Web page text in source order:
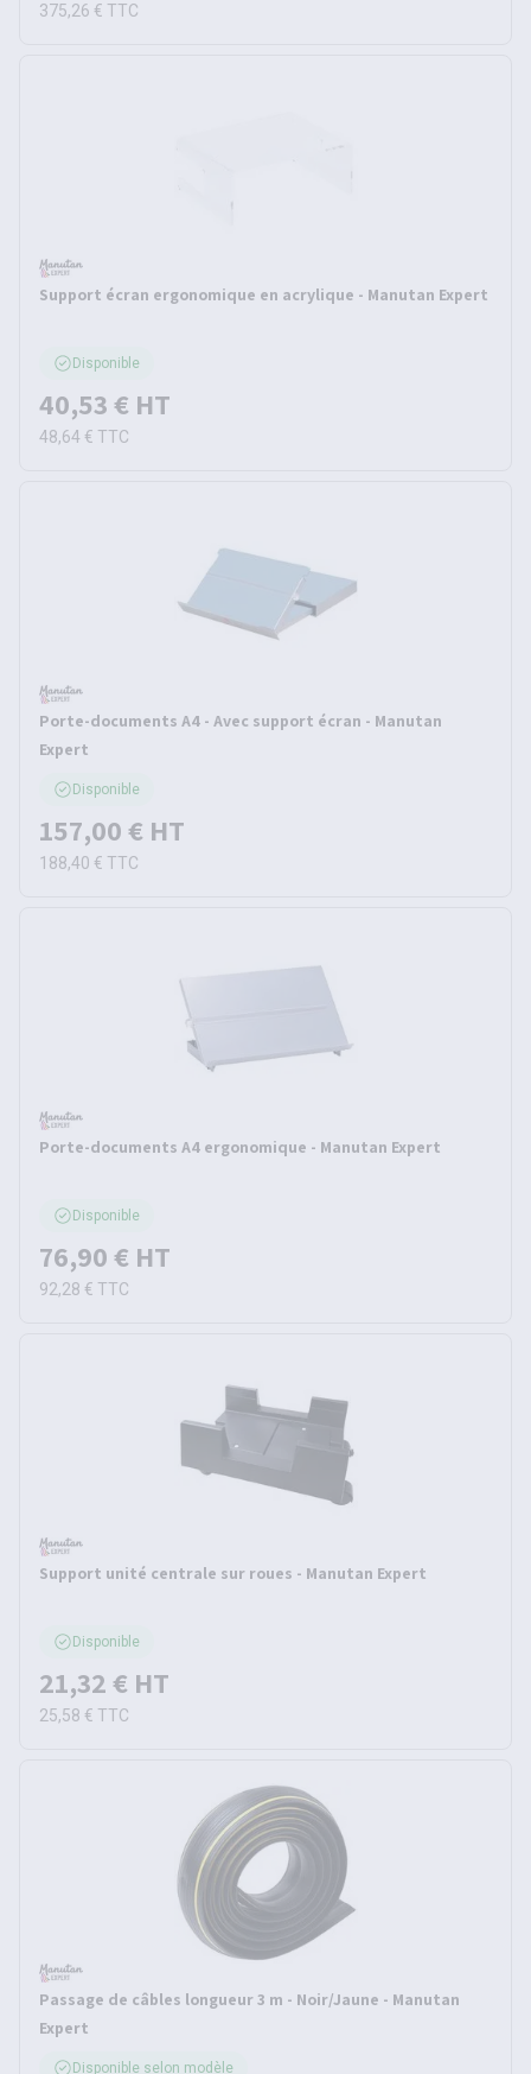
375,26 € TTC
Support écran ergonomique en acrylique - Manutan Expert
Disponible
40,53 € HT
48,64 € TTC
Porte-documents A4 - Avec support écran - Manutan
Expert
Disponible
157,00 € HT
188,40 € TTC
Porte-documents A4 ergonomique - Manutan Expert
Disponible
76,90 € HT
92,28 € TTC
Support unité centrale sur roues - Manutan Expert
Disponible
21,32 € HT
25,58 € TTC
Passage de câbles longueur 3 m - Noir/Jaune - Manutan
Expert
Disponible selon modèle